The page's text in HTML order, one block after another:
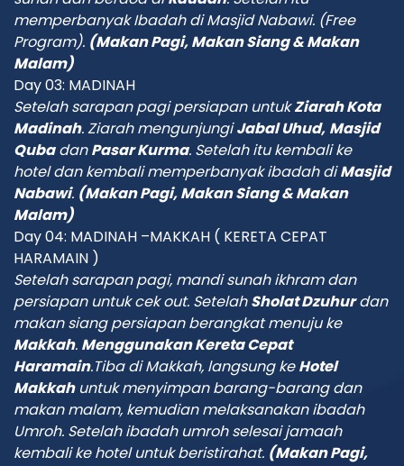
memperbanyak Ibadah di Masjid Nabawi. (Free
Program). (Makan Pagi, Makan Siang & Makan
Malam)
Day 03: MADINAH
Setelah sarapanpagipersiapan untukZiarah Kota
Madinah. Ziarah mengunjungiJabal Uhud, Masjid
QubadanPasar Kurma. Setelah itu kembali ke
hotel dankembali memperbanyakibadah diMasjid
Nabawi. (Makan Pagi, Makan Siang & Makan
Malam)
Day 04: MADINAH –MAKKAH ( KERETA CEPAT
HARAMAIN )
Setelah sarapan pagi, mandi sunah ikhramdan
persiapan untuk cek out. SetelahSholat Dzuhurdan
makansiang persiapanberangkat menuju ke
Makkah. Menggunakan Kereta Cepat
Haramain.Tiba di Makkah, langsung keHotel
Makkah untuk menyimpan barang-barang dan
makan malam, kemudian melaksanakan ibadah
Umroh. Setelah ibadah umroh selesai jamaah
kembali ke hotel untuk beristirahat. (Makan Pagi,